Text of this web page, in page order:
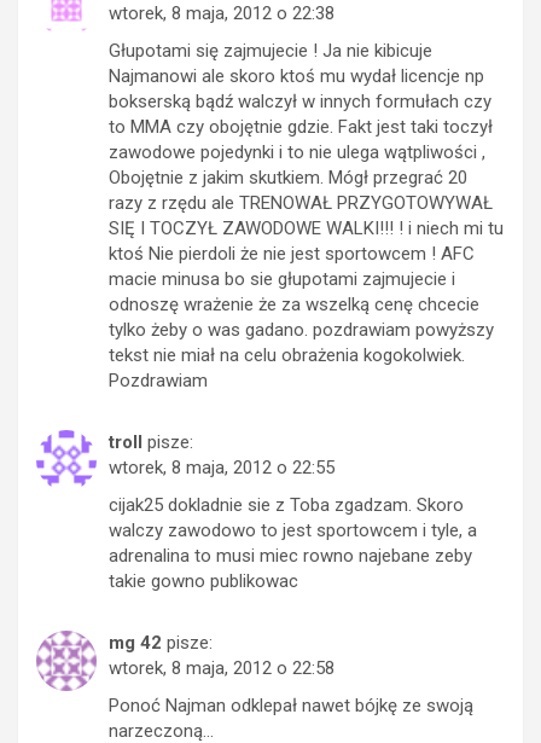
wtorek, 8 maja, 2012 o 22:38
Głupotami się zajmujecie ! Ja nie kibicuje
Najmanowi ale skoro ktoś mu wydał licencje np
bokserską bądź walczył w innych formułach czy
to MMA czy obojętnie gdzie. Fakt jest taki toczył
zawodowe pojedynki i to nie ulega wątpliwości ,
Obojętnie z jakim skutkiem. Mógł przegrać 20
razy z rzędu ale TRENOWAŁ PRZYGOTOWYWAŁ
SIĘ I TOCZYŁ ZAWODOWE WALKI!!! ! i niech mi tu
ktoś Nie pierdoli że nie jest sportowcem ! AFC
macie minusa bo sie głupotami zajmujecie i
odnoszę wrażenie że za wszelką cenę chcecie
tylko żeby o was gadano. pozdrawiam powyższy
tekst nie miał na celu obrażenia kogokolwiek.
Pozdrawiam
troll pisze:
wtorek, 8 maja, 2012 o 22:55
cijak25 dokladnie sie z Toba zgadzam. Skoro
walczy zawodowo to jest sportowcem i tyle, a
adrenalina to musi miec rowno najebane zeby
takie gowno publikowac
mg 42 pisze:
wtorek, 8 maja, 2012 o 22:58
Ponoć Najman odklepał nawet bójkę ze swoją
narzeczoną…